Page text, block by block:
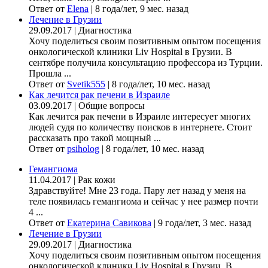
Ответ от Elena | 8 года/лет, 9 мес. назад
Лечение в Грузии
29.09.2017 | Диагностика
Хочу поделиться своим позитивным опытом посещения
онкологической клиники Liv Hospital в Грузии. В
сентябре получила консультацию профессора из Турции.
Прошла ...
Ответ от Svetik555 | 8 года/лет, 10 мес. назад
Как лечится рак печени в Израиле
03.09.2017 | Общие вопросы
Как лечится рак печени в Израиле интересует многих
людей судя по количеству поисков в интернете. Стоит
рассказать про такой мощный ...
Ответ от psiholog | 8 года/лет, 10 мес. назад
Гемангиома
11.04.2017 | Рак кожи
Здравствуйте! Мне 23 года. Пару лет назад у меня на
теле появилась гемангиома и сейчас у нее размер почти
4 ...
Ответ от Екатерина Савикова | 9 года/лет, 3 мес. назад
Лечение в Грузии
29.09.2017 | Диагностика
Хочу поделиться своим позитивным опытом посещения
онкологической клиники Liv Hospital в Грузии. В